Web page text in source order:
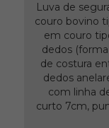
Luva de
couro bovino
em couro
dedos
de costura
dedos
com linha
curto 7cm,